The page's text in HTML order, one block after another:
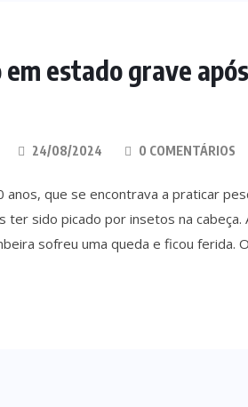
estado grave
24/08/2024 0 COMENTÁRIOS
anos, que se encontrava a praticar
sido picado por insetos na cabeça.
sofreu uma queda e ficou ferida.